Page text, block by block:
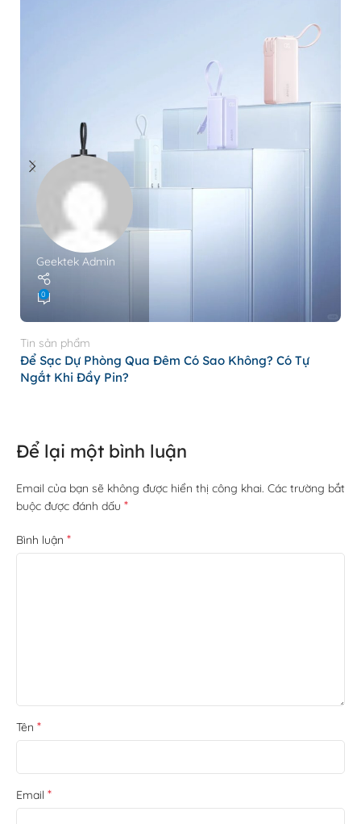
Geektek Admin
0
Tin sản phẩm
Để Sạc Dự Phòng Qua Đêm Có Sao Không? Có Tự
Ngắt Khi Đầy Pin?
Để lại một bình luận
Email của bạn sẽ không được hiển thị công khai. Các trường bắt
buộc được đánh dấu *
Bình luận *
Tên *
Email *